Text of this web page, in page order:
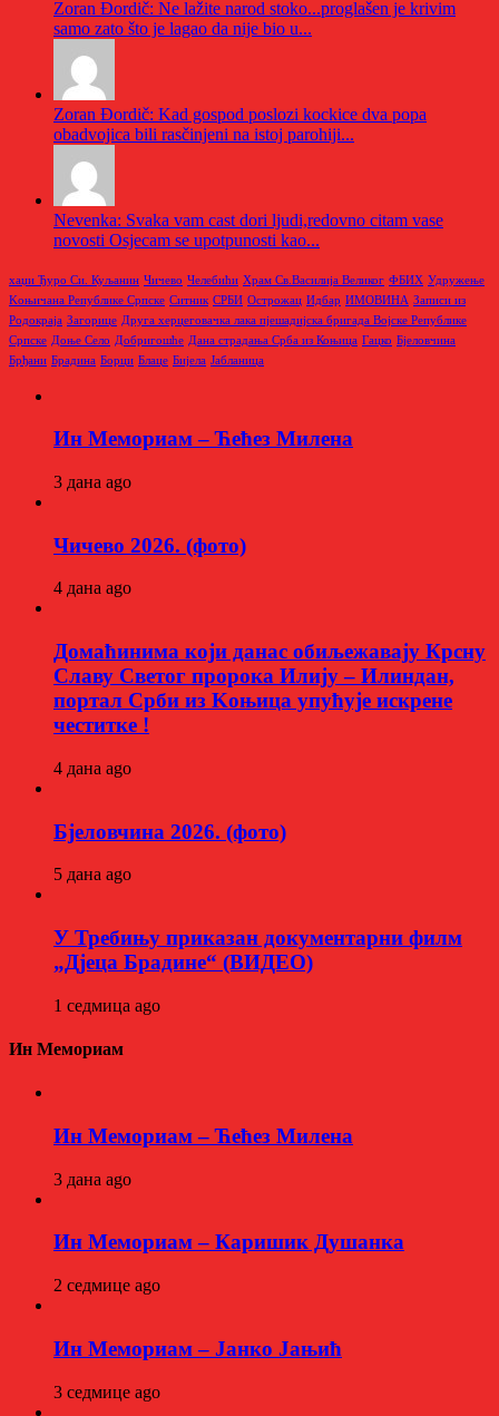
Zoran Đordič: Ne lažite narod stoko...proglašen je krivim
samo zato što je lagao da nije bio u...
Zoran Đordič: Kad gospod poslozi kockice dva popa
obadvojica bili rasčinjeni na istoj parohiji...
Nevenka: Svaka vam cast dori ljudi,redovno citam vase
novosti Osjecam se upotpunosti kao...
хаџи Ђуро Си. Куљанин Чичево Челебићи Храм Св.Василија Великог ФБИХ Удружење
Kоњичана Републике Српске Ситник СРБИ Острожац Идбар ИМОВИНА Записи из
Родoкраја Загорице Друга херцеговачка лака пјешадијска бригада Војске Републике
Српске Доње Село Добригошће Дана страдања Срба из Коњица Гацко Бјеловчина
Брђани Брадина Борци Блаце Бијела Јабланица
Ин Мемориам – Ћећез Милена
3 дана ago
Чичево 2026. (фото)
4 дана ago
Домаћинима који данас обиљежавају Крсну
Славу Светог пророка Илију – Илиндан,
портал Срби из Kоњица упућује искрене
честитке !
4 дана ago
Бјеловчина 2026. (фото)
5 дана ago
У Требињу приказан документарни филм
„Дјеца Брадине“ (ВИДЕО)
1 седмица ago
Ин Мемориам
Ин Мемориам – Ћећез Милена
3 дана ago
Ин Мемориам – Каришик Душанка
2 седмице ago
Ин Мемориам – Јанко Јањић
3 седмице ago